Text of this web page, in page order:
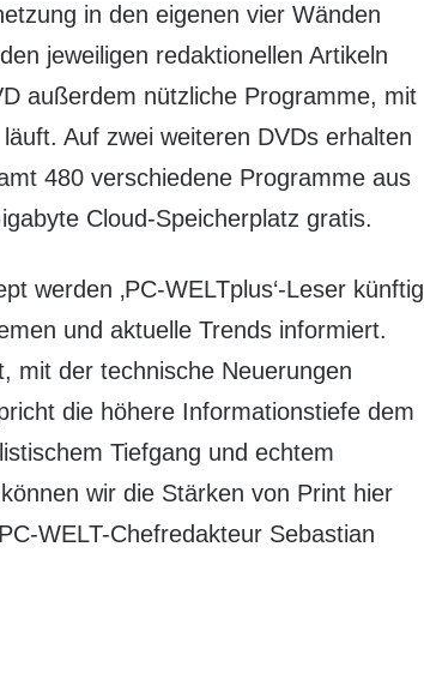
in den eigenen vier Wänden
jeweiligen redaktionellen Artikeln
außerdem nützliche Programme, mit
Auf zwei weiteren DVDs erhalten
480 verschiedene Programme aus
Cloud-Speicherplatz gratis.
werden ‚PC-WELTplus‘-Leser künftig
und aktuelle Trends informiert.
mit der technische Neuerungen
die höhere Informationstiefe dem
Tiefgang und echtem
wir die Stärken von Print hier
WELT-Chefredakteur Sebastian